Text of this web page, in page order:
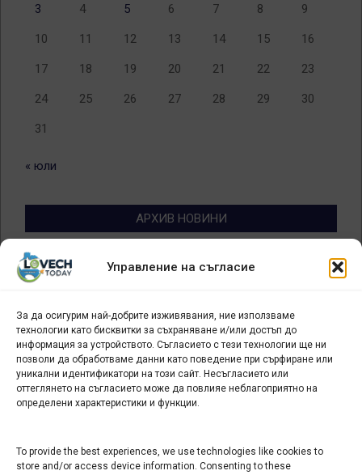
Управление на съгласие
За да осигурим най-добрите изживявания, ние използваме
технологии като бисквитки за съхраняване и/или достъп до
информация за устройството. Съгласието с тези технологии ще ни
позволи да обработваме данни като поведение при сърфиране или
уникални идентификатори на този сайт. Несъгласието или
оттеглянето на съгласието може да повлияе неблагоприятно на
определени характеристики и функции.
To provide the best experiences, we use technologies like cookies to
store and/or access device information. Consenting to these
3 4 5 6 7 8 9
10 11 12 13 14 15 16
17 18 19 20 21 22 23
24 25 26 27 28 29 30
31
« юли
АРХИВ НОВИНИ
Архив
новини
БИЗНЕС
Арт галерия "Мостове" – магазин за изкуство
СЕВЕРОЗАПАДА ИНФОРМАЦИОНЕН БИЗНЕС
ТУРИСТИЧЕСКИ КЛЪСТЕР
ИНСТИТУЦИИ В ЛОВЕЧ